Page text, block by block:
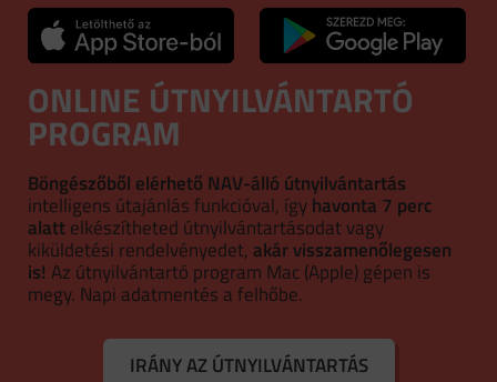
ONLINE ÚTNYILVÁNTARTÓ
PROGRAM
Böngészőből elérhető NAV-álló útnyilvántartás
intelligens útajánlás funkcióval, ígyhavonta 7 perc
alattelkészítheted útnyilvántartásodat vagy
kiküldetési rendelvényedet,akár visszamenőlegesen
is! Az útnyilvántartó program Mac (Apple) gépen is
megy. Napi adatmentés a felhőbe.
IRÁNY AZ ÚTNYILVÁNTARTÁS